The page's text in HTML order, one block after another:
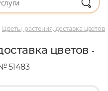
Цветы, растения, доставка цветов
цветов -
51483